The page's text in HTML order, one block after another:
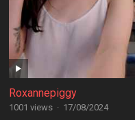
Roxannepiggy
1001 views · 17/08/2024